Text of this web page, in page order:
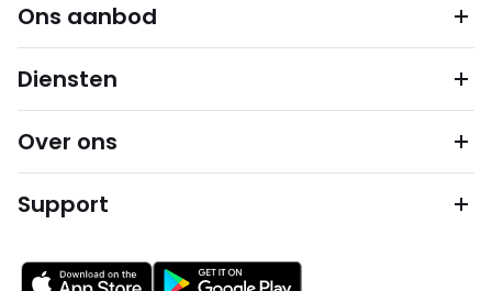
Ons aanbod
Diensten
Over ons
Support